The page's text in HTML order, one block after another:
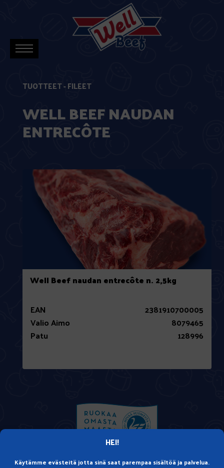
HEI!
Käytämme evästeitä jotta sinä saat parempaa sisältöä ja palvelua.
TUOTTEET-FILEET
WELL BEEF NAUDAN
ENTRECÔTE
Well Beef naudan entrecôte n. 2,5kg
EAN
2381910700005
Valio Aimo
8079465
Patu
128996